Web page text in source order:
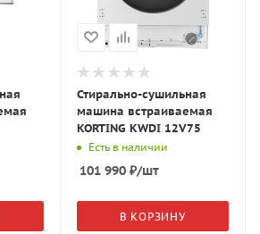
Стирально-сушильная
машина встраиваемая
KORTING KWDI 12V75
Есть в наличии
101 990₽/шт
В КОРЗИНУ